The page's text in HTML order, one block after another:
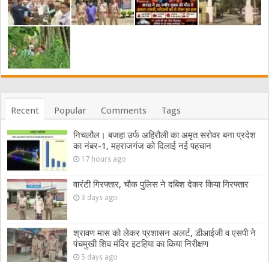
Recent Popular Comments Tags
निचलौल। बजहा उर्फ अहिरौली का अमृत सरोवर बना प्रदेश
का नंबर-1, महराजगंज को दिलाई नई पहचान
17 hours ago
वारंटी गिरफ्तार, चौक पुलिस ने दबिश देकर किया गिरफ्तार
3 days ago
श्रावण मास को लेकर प्रशासन अलर्ट, डीआईजी व एसपी ने
पंचमुखी शिव मंदिर इटहिया का किया निरीक्षण
5 days ago